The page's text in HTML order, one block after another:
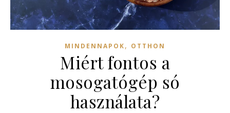
MINDENNAPOK, OTTHON
Miért fontos a
mosogatógép só
használata?